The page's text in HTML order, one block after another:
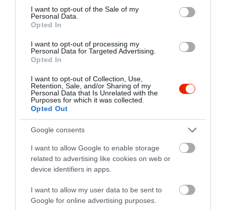
consent section.
I want to opt-out of the Sale of my
Personal Data.
Opted In
I want to opt-out of processing my
Personal Data for Targeted Advertising.
Opted In
I want to opt-out of Collection, Use,
Retention, Sale, and/or Sharing of my
Personal Data that Is Unrelated with the
Purposes for which it was collected.
Opted Out
Google consents
I want to allow Google to enable storage
related to advertising like cookies on web or
device identifiers in apps.
I want to allow my user data to be sent to
Google for online advertising purposes.
Szabó Máté
2019. Július 21.
Ma hajnal 3kor néhány
ismerősömmel betértünk ide.
és 1 doboz sör amit leraktunk
egy asztalra, de ennek
ellenére fogyasztani mentünk
más a helységben. A pultosok
hozhatjuk be és tábla sem
jelezte ezt.
A 'kedves' biztonsági őr
miután már 10 perce ott